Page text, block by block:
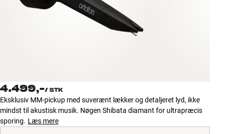
Tilbehør
NYHEDER
TILBUD
4.499,-/ STK
Eksklusiv MM-pickup med suverænt lækker og detaljeret lyd, ikke
mindst til akustisk musik. Nøgen Shibata diamant for ultrapræcis
sporing. Læs mere